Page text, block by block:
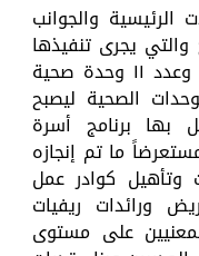
الرئيسية والجوانب
والتي يجرى تنفيذها
في كلًا من إدارتي أبوتيج وديروط وعدد ١١ وحدة صحية
الصحية ليصبح
بها برنامج أسرة
صحية مستعرضاً ما تم إنجازه
وتأهيل كوادر عمل
ورائدات ريفيات
على مستوى